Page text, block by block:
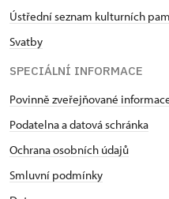
Ústřední seznam kulturních
Svatby
SPECIÁLNÍ INFORMACE
Povinně zveřejňované
Podatelna a datová schránka
Ochrana osobních údajů
Smluvní podmínky